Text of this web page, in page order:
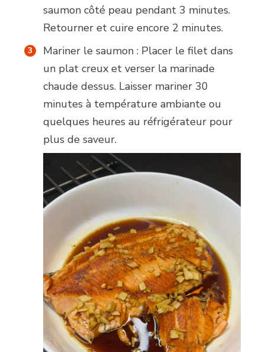
saumon côté peau pendant 3 minutes.
Retourner et cuire encore 2 minutes.
Mariner le saumon : Placer le filet dans
un plat creux et verser la marinade
chaude dessus. Laisser mariner 30
minutes à température ambiante ou
quelques heures au réfrigérateur pour
plus de saveur.